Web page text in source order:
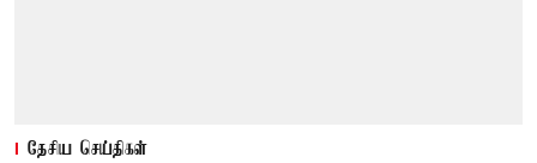
தேசிய செய்திகள்